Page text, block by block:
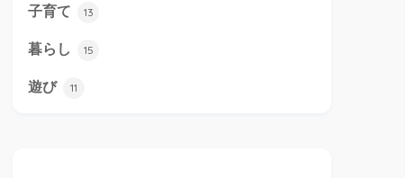
子育て 13
暮らし 15
遊び 11